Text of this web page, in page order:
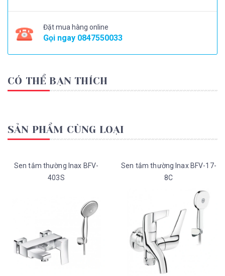
Đặt mua hàng online
Gọi ngay 0847550033
CÓ THỂ BẠN THÍCH
SẢN PHẨM CÙNG LOẠI
Sen tắm thường Inax BFV-
403S
Sen tắm thường Inax BFV-17-
8C